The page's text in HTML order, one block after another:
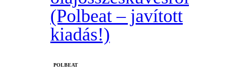
(Polbeat – javított
kiadás!)
‎POLBEAT